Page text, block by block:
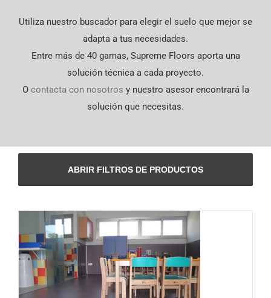
Contactar
Utiliza nuestro buscador para elegir el suelo que mejor se
adapta a tus necesidades.
Entre más de 40 gamas, Supreme Floors aporta una
solución técnica a cada proyecto.
O contacta con nosotros y nuestro asesor encontrará la
solución que necesitas.
ABRIR FILTROS DE PRODUCTOS